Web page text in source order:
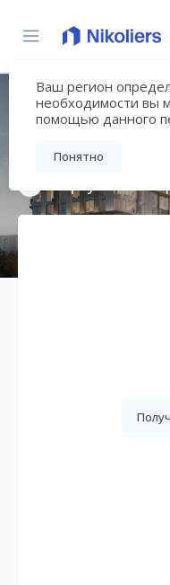
Ваш регион
необходимости вы
помощью данного
Понятно
ЖК